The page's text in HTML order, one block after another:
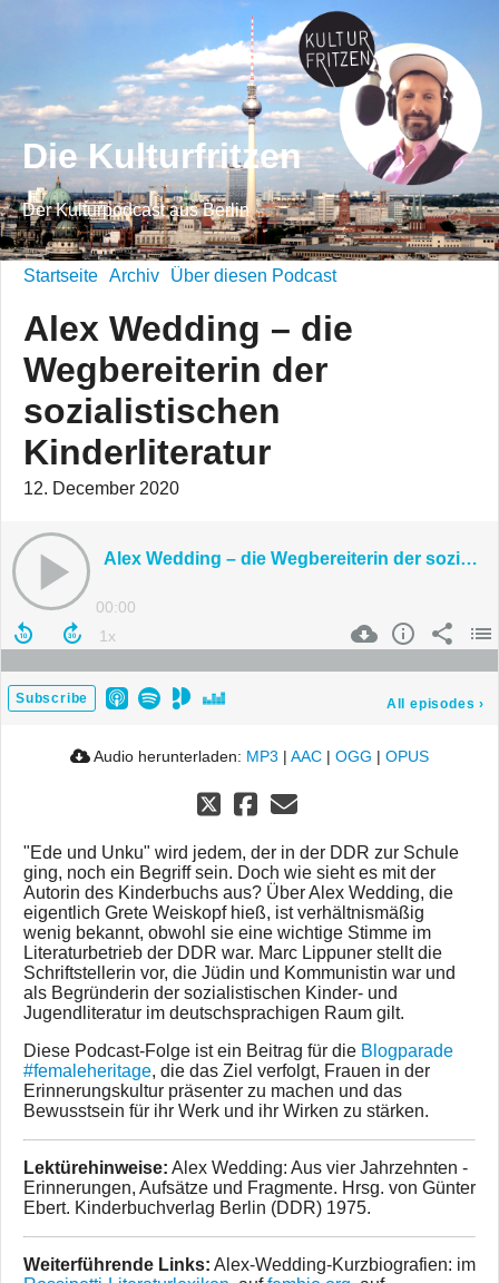
Die Kulturfritzen
Der Kulturpodcast aus Berlin
Startseite Archiv Über diesen Podcast
Alex Wedding – die
Wegbereiterin der
sozialistischen
Kinderliteratur
12. December 2020
Alex Wedding – die Wegbereiterin der sozialistischen Kinderliteratur
00:00
Subscribe All episodes ›
Audio herunterladen: MP3 | AAC | OGG | OPUS
"Ede und Unku" wird jedem, der in der DDR zur Schule
ging, noch ein Begriff sein. Doch wie sieht es mit der
Autorin des Kinderbuchs aus? Über Alex Wedding, die
eigentlich Grete Weiskopf hieß, ist verhältnismäßig
wenig bekannt, obwohl sie eine wichtige Stimme im
Literaturbetrieb der DDR war. Marc Lippuner stellt die
Schriftstellerin vor, die Jüdin und Kommunistin war und
als Begründerin der sozialistischen Kinder- und
Jugendliteratur im deutschsprachigen Raum gilt.
Diese Podcast-Folge ist ein Beitrag für die Blogparade
#femaleheritage, die das Ziel verfolgt, Frauen in der
Erinnerungskultur präsenter zu machen und das
Bewusstsein für ihr Werk und ihr Wirken zu stärken.
Lektürehinweise: Alex Wedding: Aus vier Jahrzehnten -
Erinnerungen, Aufsätze und Fragmente. Hrsg. von Günter
Ebert. Kinderbuchverlag Berlin (DDR) 1975.
Weiterführende Links: Alex-Wedding-Kurzbiografien: im